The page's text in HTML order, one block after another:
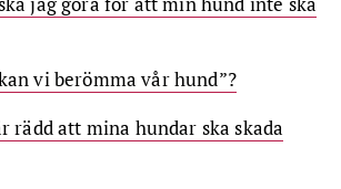
vi berömma vår hund”?
rädd att mina hundar ska skada